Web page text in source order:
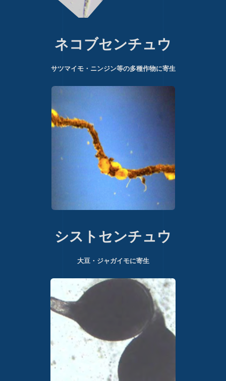
ネコブセンチュウ
サツマイモ・ニンジン等の多種作物に寄生
シストセンチュウ
大豆・ジャガイモに寄生